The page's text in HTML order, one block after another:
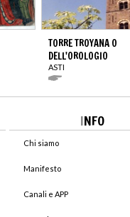
TORRE TROYANA O
DELL'OROLOGIO
ASTI
INFO
Chi siamo
Manifesto
Canali e APP